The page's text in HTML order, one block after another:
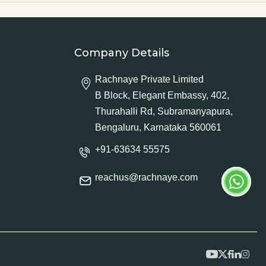
Company Details
Rachnaye Private Limited
B Block, Elegant Embassy, 402,
Thurahalli Rd, Subramanyapura,
Bengaluru, Karnataka 560061
+91-63634 55575
reachus@rachnaye.com